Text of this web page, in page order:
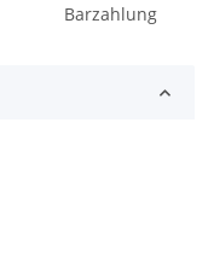
Barzahlung